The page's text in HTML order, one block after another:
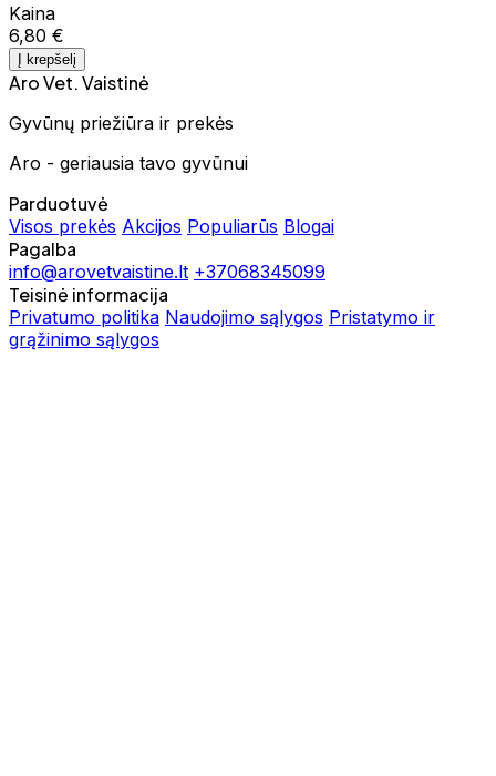
Kaina
6,80 €
Į krepšelį
Aro Vet. Vaistinė
Gyvūnų priežiūra ir prekės
Aro - geriausia tavo gyvūnui
Parduotuvė
Visos prekės Akcijos Populiarūs Blogai
Pagalba
info@arovetvaistine.lt +37068345099
Teisinė informacija
Privatumo politika Naudojimo sąlygos Pristatymo ir
grąžinimo sąlygos